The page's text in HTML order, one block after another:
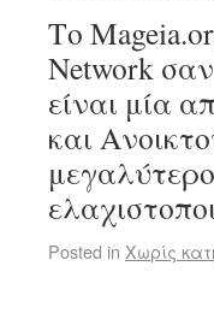
Το
Network
είναι μία
και
Posted in Χωρίς